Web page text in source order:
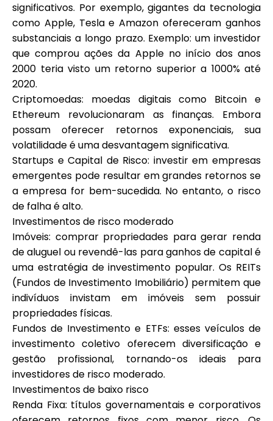
significativos. Por exemplo, gigantes da tecnologia
como Apple, Tesla e Amazon ofereceram ganhos
substanciais a longo prazo. Exemplo: um investidor
que comprou ações da Apple no início dos anos
2000 teria visto um retorno superior a 1000% até
2020.
Criptomoedas: moedas digitais como Bitcoin e
Ethereum revolucionaram as finanças. Embora
possam oferecer retornos exponenciais, sua
volatilidade é uma desvantagem significativa.
Startups e Capital de Risco: investir em empresas
emergentes pode resultar em grandes retornos se
a empresa for bem-sucedida. No entanto, o risco
de falha é alto.
Investimentos de risco moderado
Imóveis: comprar propriedades para gerar renda
de aluguel ou revendê-las para ganhos de capital é
uma estratégia de investimento popular. Os REITs
(Fundos de Investimento Imobiliário) permitem que
indivíduos invistam em imóveis sem possuir
propriedades físicas.
Fundos de Investimento e ETFs: esses veículos de
investimento coletivo oferecem diversificação e
gestão profissional, tornando-os ideais para
investidores de risco moderado.
Investimentos de baixo risco
Renda Fixa: títulos governamentais e corporativos